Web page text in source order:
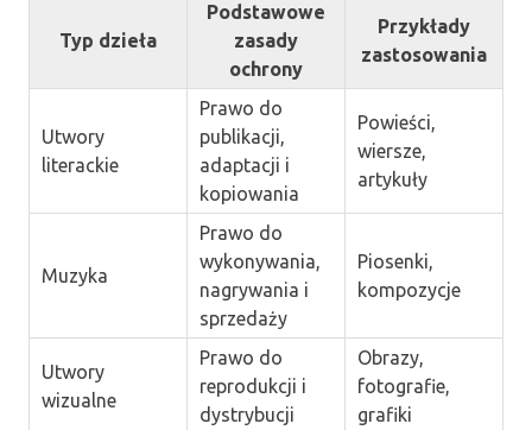
Typ dzieła
Podstawowe
zasady
ochrony
Przykłady
zastosowania
Utwory
literackie
Prawo do
publikacji,
adaptacji i
kopiowania
Powieści,
wiersze,
artykuły
Muzyka
Prawo do
wykonywania,
nagrywania i
sprzedaży
Piosenki,
kompozycje
Utwory
wizualne
Prawo do
reprodukcji i
dystrybucji
Obrazy,
fotografie,
grafiki